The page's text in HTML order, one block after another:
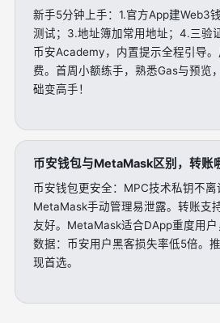
新手5分钟上手：1.官方App建Web3
测试；3.地址簿加常用地址；4.三验
币安Academy，内置提示全程引导
费。首周小额练手，熟悉Gas与预览
础变高手！
币安钱包与MetaMask区别，转账
币安钱包更安全：MPC技术私钥不
MetaMask手动管理易泄露。转账支
友好。MetaMask适合DApp重度用户
数据：币安用户黑客损失率低5倍。
现首选。